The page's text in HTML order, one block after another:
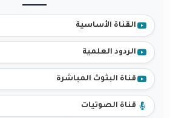
القناة الأساسية
الردود العلمية
قناة البثوث المباشرة
قناة الصوتيات